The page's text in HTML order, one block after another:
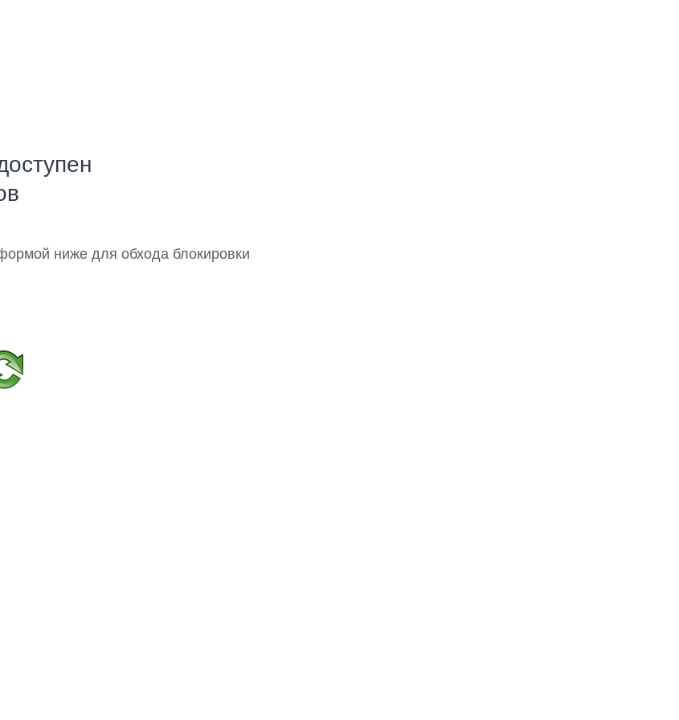
ниже для обхода блокировки